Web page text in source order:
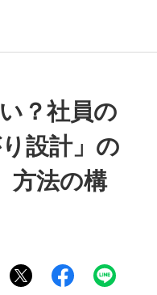
？社員の
設計」の
方法の構